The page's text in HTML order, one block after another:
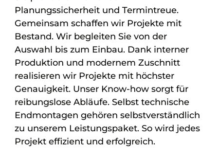
Planungssicherheit und Termintreue.
Gemeinsam schaffen wir Projekte mit
Bestand. Wir begleiten Sie von der
Auswahl bis zum Einbau. Dank interner
Produktion und modernem Zuschnitt
realisieren wir Projekte mit höchster
Genauigkeit. Unser Know-how sorgt für
reibungslose Abläufe. Selbst technische
Endmontagen gehören selbstverständlich
zu unserem Leistungspaket. So wird jedes
Projekt effizient und erfolgreich.